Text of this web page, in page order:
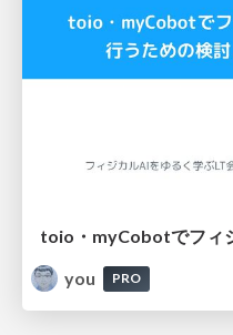
you
PRO